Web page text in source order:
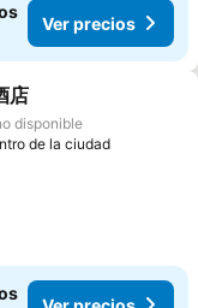
Ver precios
favoritos
店
disponible
de la ciudad